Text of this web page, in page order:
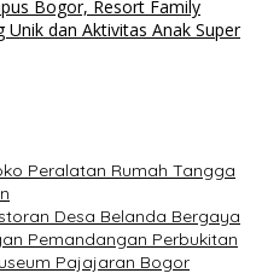
Bogor, Resort Family
dan Aktivitas Anak Super
Peralatan Rumah Tangga
Desa Belanda Bergaya
Pemandangan Perbukitan
Pajajaran Bogor